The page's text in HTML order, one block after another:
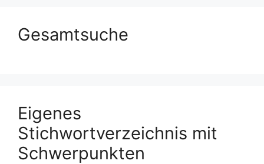
Gesamtsuche
Eigenes
Stichwortverzeichnis mit
Schwerpunkten